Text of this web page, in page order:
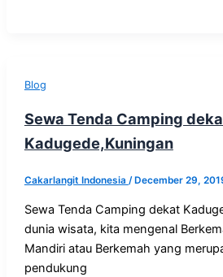
Blog
Sewa Tenda Camping
Kadugede,Kuningan
Cakarlangit Indonesia / December 29,
Sewa Tenda Camping dekat
dunia wisata, kita mengenal
Mandiri atau Berkemah yang
pendukung